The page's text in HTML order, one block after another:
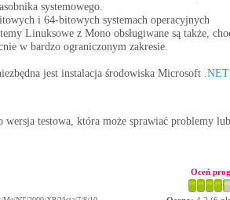
systemowego.
i 64-bitowych systemach operacyjnych
Linuksowe z Mono obsługiwane są także,
w bardzo ograniczonym zakresie.
jest instalacja środowiska Microsoft .NET
wersja testowa, która może sprawiać problemy lub
Oceń